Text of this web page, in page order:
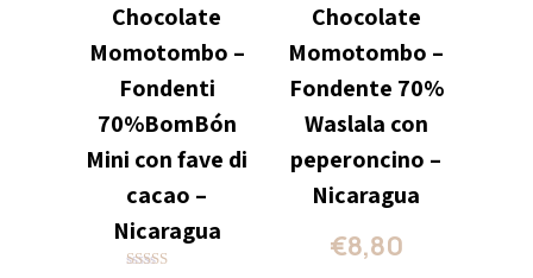
Chocolate
Momotombo –
Fondenti
70%BomBón
Mini con fave di
cacao –
Nicaragua
Chocolate
Momotombo –
Fondente 70%
Waslala con
peperoncino –
Nicaragua
€8,80